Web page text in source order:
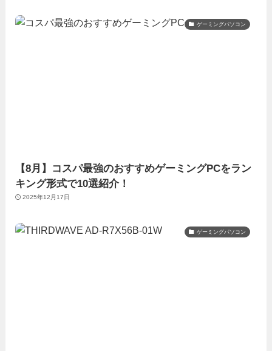
ゲーミングパソコン
【8月】コスパ最強のおすすめゲーミングPCをラン
キング形式で10選紹介！
2025年12月17日
ゲーミングパソコン